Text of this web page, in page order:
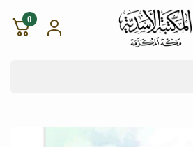
شركة المكتبة الأسدية للنشر
0